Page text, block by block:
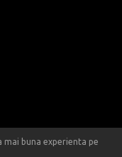
buna experienta pe